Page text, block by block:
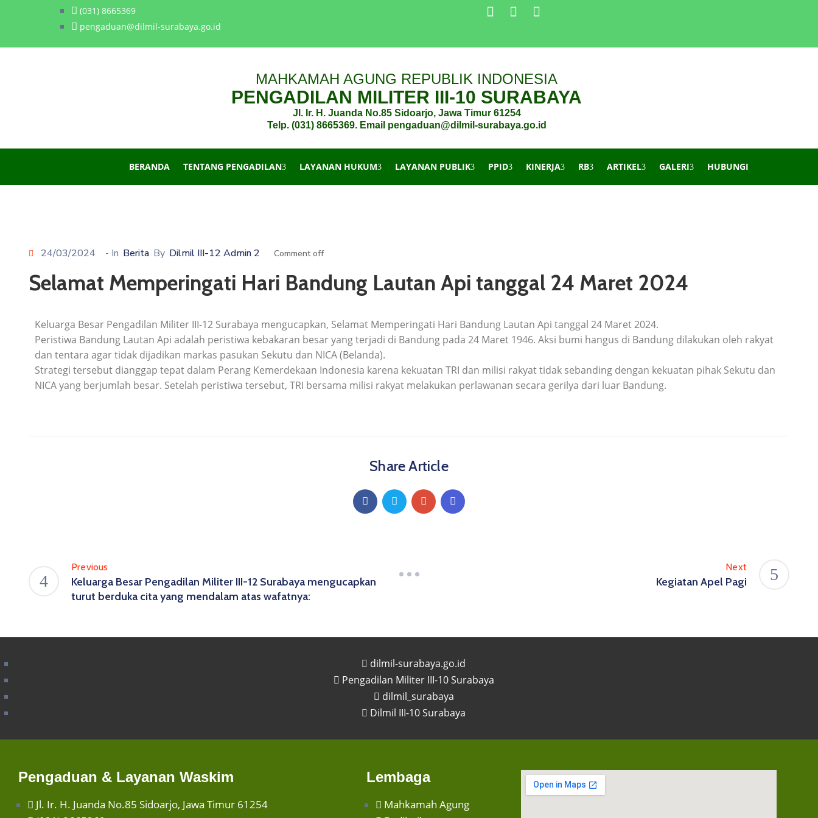
(031) 8665369
pengaduan@dilmil-surabaya.go.id
MAHKAMAH AGUNG REPUBLIK INDONESIA
PENGADILAN MILITER III-10 SURABAYA
Jl. Ir. H. Juanda No.85 Sidoarjo, Jawa Timur 61254
Telp. (031) 8665369. Email pengaduan@dilmil-surabaya.go.id
BERANDA TENTANG PENGADILAN LAYANAN HUKUM LAYANAN PUBLIK PPID KINERJA RB ARTIKEL GALERI HUBUNGI
24/03/2024 - In Berita By Dilmil III-12 Admin 2 Comment off
Selamat Memperingati Hari Bandung Lautan Api tanggal 24 Maret 2024
Keluarga Besar Pengadilan Militer III-12 Surabaya mengucapkan, Selamat Memperingati Hari Bandung Lautan Api tanggal 24 Maret 2024.
Peristiwa Bandung Lautan Api adalah peristiwa kebakaran besar yang terjadi di Bandung pada 24 Maret 1946. Aksi bumi hangus di Bandung dilakukan oleh rakyat
dan tentara agar tidak dijadikan markas pasukan Sekutu dan NICA (Belanda).
Strategi tersebut dianggap tepat dalam Perang Kemerdekaan Indonesia karena kekuatan TRI dan milisi rakyat tidak sebanding dengan kekuatan pihak Sekutu dan
NICA yang berjumlah besar. Setelah peristiwa tersebut, TRI bersama milisi rakyat melakukan perlawanan secara gerilya dari luar Bandung.
Share Article
Previous
Keluarga Besar Pengadilan Militer III-12 Surabaya mengucapkan
turut berduka cita yang mendalam atas wafatnya:
Next
Kegiatan Apel Pagi
dilmil-surabaya.go.id
Pengadilan Militer III-10 Surabaya
dilmil_surabaya
Dilmil III-10 Surabaya
Pengaduan & Layanan Waskim
Jl. Ir. H. Juanda No.85 Sidoarjo, Jawa Timur 61254
Lembaga
Mahkamah Agung